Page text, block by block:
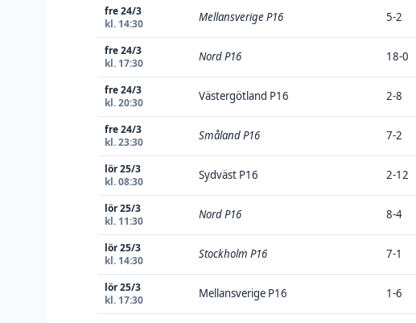
fre 24/3
kl. 14:30
Mellansverige P16 5-2
fre 24/3
kl. 17:30
Nord P16 18-0
fre 24/3
kl. 20:30
Västergötland P16 2-8
fre 24/3
kl. 23:30
Småland P16 7-2
lör 25/3
kl. 08:30
Sydväst P16 2-12
lör 25/3
kl. 11:30
Nord P16 8-4
lör 25/3
kl. 14:30
Stockholm P16 7-1
lör 25/3
kl. 17:30
Mellansverige P16 1-6